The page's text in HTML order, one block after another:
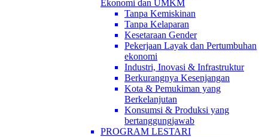
Ekonomi dan UMKM
Tanpa Kemiskinan
Tanpa Kelaparan
Kesetaraan Gender
Pekerjaan Layak dan Pertumbuhan
ekonomi
Industri, Inovasi & Infrastruktur
Berkurangnya Kesenjangan
Kota & Pemukiman yang
Berkelanjutan
Konsumsi & Produksi yang
bertanggungjawab
PROGRAM LESTARI